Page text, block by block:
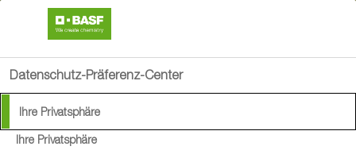
Datenschutz-Präferenz-Center
Ihre Privatsphäre
Ihre Privatsphäre